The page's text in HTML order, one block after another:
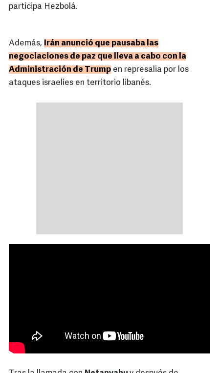
participa Hezbolá.
Además, Irán anunció que pausaba las
negociaciones de paz que lleva a cabo con la
Administración de Trump en represalia por los
ataques israelíes en territorio libanés.